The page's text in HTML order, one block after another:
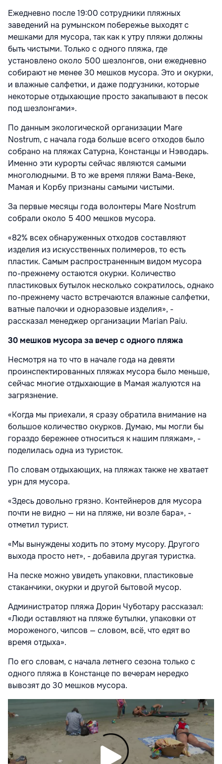
Ежедневно после 19:00 сотрудники пляжных
заведений на румынском побережье выходят с
мешками для мусора, так как к утру пляжи должны
быть чистыми. Только с одного пляжа, где
установлено около 500 шезлонгов, они ежедневно
собирают не менее 30 мешков мусора. Это и окурки,
и влажные салфетки, и даже подгузники, которые
некоторые отдыхающие просто закапывают в песок
под шезлонгами».
По данным экологической организации Mare
Nostrum, с начала года больше всего отходов было
собрано на пляжах Сатурна, Констанцы и Нэводарь.
Именно эти курорты сейчас являются самыми
многолюдными. В то же время пляжи Вама-Веке,
Мамая и Корбу признаны самыми чистыми.
За первые месяцы года волонтеры Mare Nostrum
собрали около 5 400 мешков мусора.
«82% всех обнаруженных отходов составляют
изделия из искусственных полимеров, то есть
пластик. Самым распространенным видом мусора
по-прежнему остаются окурки. Количество
пластиковых бутылок несколько сократилось, однако
по-прежнему часто встречаются влажные салфетки,
ватные палочки и одноразовые изделия», -
рассказал менеджер организации Marian Paiu.
30 мешков мусора за вечер с одного пляжа
Несмотря на то что в начале года на девяти
проинспектированных пляжах мусора было меньше,
сейчас многие отдыхающие в Мамая жалуются на
загрязнение.
«Когда мы приехали, я сразу обратила внимание на
большое количество окурков. Думаю, мы могли бы
гораздо бережнее относиться к нашим пляжам», -
поделилась одна из туристок.
По словам отдыхающих, на пляжах также не хватает
урн для мусора.
«Здесь довольно грязно. Контейнеров для мусора
почти не видно — ни на пляже, ни возле бара», -
отметил турист.
«Мы вынуждены ходить по этому мусору. Другого
выхода просто нет», - добавила другая туристка.
На песке можно увидеть упаковки, пластиковые
стаканчики, окурки и другой бытовой мусор.
Администратор пляжа Дорин Чуботару рассказал:
«Люди оставляют на пляже бутылки, упаковки от
мороженого, чипсов — словом, всё, что едят во
время отдыха».
По его словам, с начала летнего сезона только с
одного пляжа в Констанце по вечерам нередко
вывозят до 30 мешков мусора.